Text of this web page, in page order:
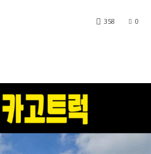
0
358